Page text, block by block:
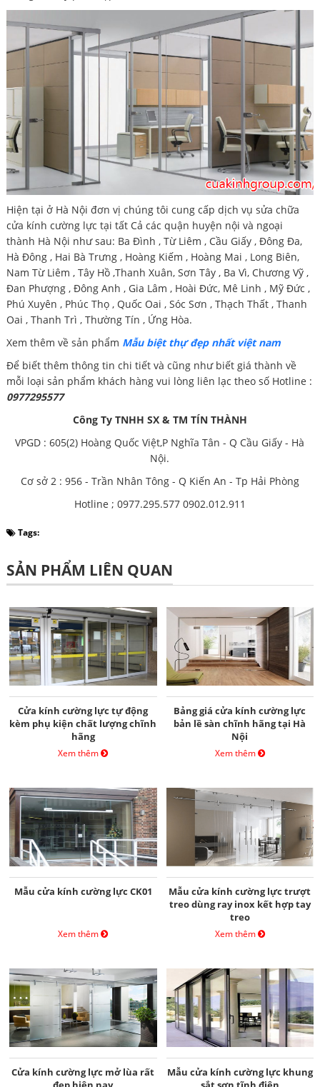
Hiện tại ở Hà Nội đơn vị chúng tôi cung cấp dịch vụ sửa chữa
cửa kính cường lực tại tất Cả các quận huyện nội và ngoại
thành Hà Nội như sau: Ba Đình , Từ Liêm , Cầu Giấy , Đông Đa,
Hà Đông , Hai Bà Trưng , Hoàng Kiếm , Hoàng Mai , Long Biên,
Nam Từ Liêm , Tây Hồ ,Thanh Xuân, Sơn Tây , Ba Vì, Chương Vỹ ,
Đan Phượng , Đông Anh , Gia Lâm , Hoài Đức, Mê Linh , Mỹ Đức ,
Phú Xuyên , Phúc Thọ , Quốc Oai , Sóc Sơn , Thạch Thất , Thanh
Oai , Thanh Trì , Thường Tín , Ứng Hòa.
Xem thêm về sản phẩm Mẫu biệt thự đẹp nhất việt nam
Để biết thêm thông tin chi tiết và cũng như biết giá thành về
mỗi loại sản phẩm khách hàng vui lòng liên lạc theo số Hotline :
0977295577
Công Ty TNHH SX & TM TÍN THÀNH
VPGD : 605(2) Hoàng Quốc Việt,P Nghĩa Tân - Q Cầu Giấy - Hà
Nội.
Cơ sở 2 : 956 - Trần Nhân Tông - Q Kiến An - Tp Hải Phòng
Hotline ; 0977.295.577 0902.012.911
Tags:
SẢN PHẨM LIÊN QUAN
Cửa kính cường lực tự động
kèm phụ kiện chất lượng chĩnh
hãng
Xem thêm
Bảng giá cửa kính cường lực
bản lề sàn chĩnh hãng tại Hà
Nội
Xem thêm
Mẫu cửa kính cường lực CK01
Xem thêm
Mẫu cửa kính cường lực trượt
treo dùng ray inox kết hợp tay
treo
Xem thêm
Cửa kính cường lực mở lùa rất
Mẫu cửa kính cường lực khung